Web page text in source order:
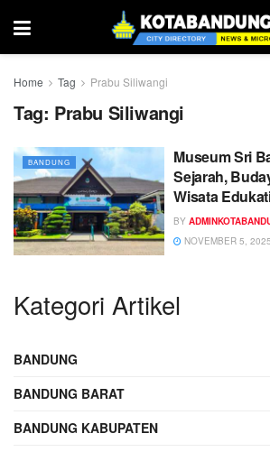
Home Tag Prabu Siliwangi
Tag: Prabu Siliwangi
BANDUNG
Museum Sri
Sejarah,
Wisata
BY
NOVEMBER 5, 2025
Kategori Artikel
BANDUNG
BANDUNG BARAT
BANDUNG KABUPATEN